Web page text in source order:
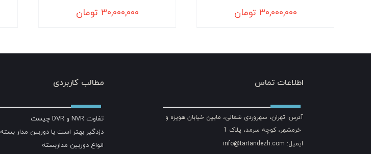
۳۰,۰۰۰,۰۰۰ تومان ۳۰,۰۰۰,۰۰۰ تومان
اطلاعات تماس
آدرس: تهران، سهروردی شمالی، مابین خیابان هویزه و
خرمشهر، کوچه سرمد، پلاک 1
ایمیل: info@tartandezh.com
مطالب کاربردی
تفاوت NVR و DVR چیست
دزدگیر بهتر است یا دوربین مدار بسته
انواع دوربین مداربسته